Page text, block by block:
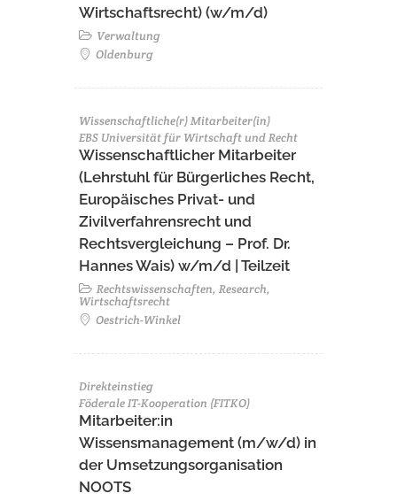
Wirtschaftsrecht) (w/m/d)
Verwaltung
Oldenburg
Wissenschaftliche(r) Mitarbeiter(in)
EBS Universität für Wirtschaft und Recht
Wissenschaftlicher Mitarbeiter
(Lehrstuhl für Bürgerliches Recht,
Europäisches Privat- und
Zivilverfahrensrecht und
Rechtsvergleichung – Prof. Dr.
Hannes Wais) w/m/d | Teilzeit
Rechtswissenschaften, Research,
Wirtschaftsrecht
Oestrich-Winkel
Direkteinstieg
Föderale IT-Kooperation (FITKO)
Mitarbeiter:in
Wissensmanagement (m/w/d) in
der Umsetzungsorganisation
NOOTS